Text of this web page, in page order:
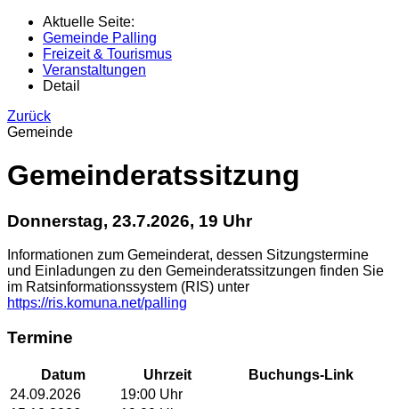
Aktuelle Seite:
Gemeinde Palling
Freizeit & Tourismus
Veranstaltungen
Detail
Zurück
Gemeinde
Gemeinderatssitzung
Donnerstag, 23.7.2026, 19 Uhr
Informationen zum Gemeinderat, dessen Sitzungstermine
und Einladungen zu den Gemeinderatssitzungen finden Sie
im Ratsinformationssystem (RIS) unter
https://ris.komuna.net/palling
Termine
Datum Uhrzeit
Buchungs-Link
24.09.2026
19:00 Uhr